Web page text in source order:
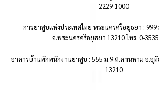
2229-1000
การยาสูบแห่งประเทศไทย พระนครศรีอยุธยา :
จ.พระนครศรีอยุธยา 13210 โทร. 0-
อาคารบ้านพักพนักงานยาสูบ : 555 ม.9 ต.คานหาม อ.อุ
13210